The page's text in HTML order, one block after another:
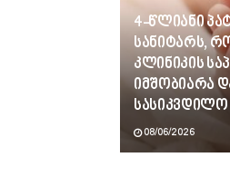
4-წლიანი
სანიტარს,
კლინიკის
იმშობიარა
სასიკვდილო
08/06/2026